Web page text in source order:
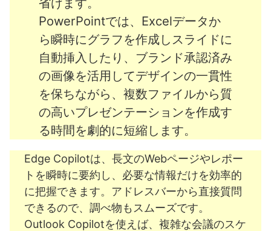
PowerPointでは、Excelデータか
ら瞬時にグラフを作成しスライドに
自動挿入したり、ブランド承認済み
の画像を活用してデザインの一貫性
を保ちながら、複数ファイルから質
の高いプレゼンテーションを作成す
る時間を劇的に短縮します。
Edge Copilotは、長文のWebページやレポー
トを瞬時に要約し、必要な情報だけを効率的
に把握できます。アドレスバーから直接質問
できるので、調べ物もスムーズです。
Outlook Copilotを使えば、複雑な会議のスケ